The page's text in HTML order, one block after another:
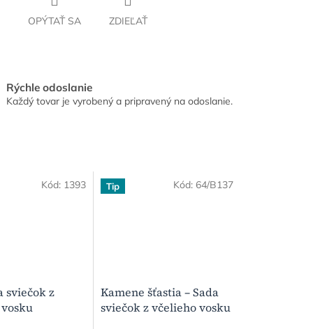
OPÝTAŤ SA ZDIEĽAŤ
Rýchle odoslanie
Každý tovar je vyrobený a pripravený na odoslanie.
sviečok z
Kód: 1393 Tip
Kamene šťastia – Sada
sviečok z včelieho vosku
Kód: 64/B137